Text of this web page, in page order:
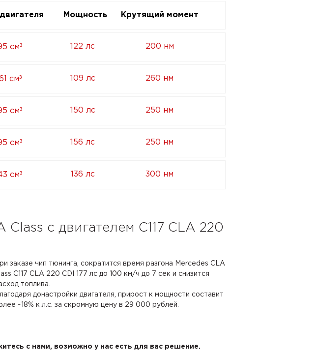
Мощность Крутящий момент
см³ 122 лс 200 нм
см³ 109 лс 260 нм
см³ 150 лс 250 нм
см³ 156 лс 250 нм
см³ 136 лс 300 нм
с двигателем C117 CLA 220
заказе чип тюнинга, сократится время разгона Mercedes CLA
C117 CLA 220 CDI 177 лс до 100 км/ч до 7 сек и снизится
топлива.
донастройки двигателя, прирост к мощности составит
~18% к л.с. за скромную цену в 29 000 рублей.
с нами, возможно у нас есть для вас решение.